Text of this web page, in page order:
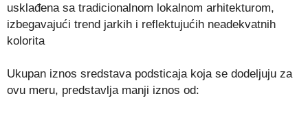
usklađena sa tradicionalnom lokalnom arhitekturom,
izbegavajući trend jarkih i reflektujućih neadekvatnih
kolorita
Ukupan iznos sredstava podsticaja koja se dodeljuju za
ovu meru, predstavlja manji iznos od: